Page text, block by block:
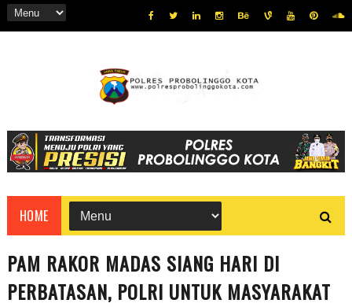
HOME
PAM RAKOR MADAS SIANG HARI DI
PERBATASAN, POLRI UNTUK MASYARAKAT